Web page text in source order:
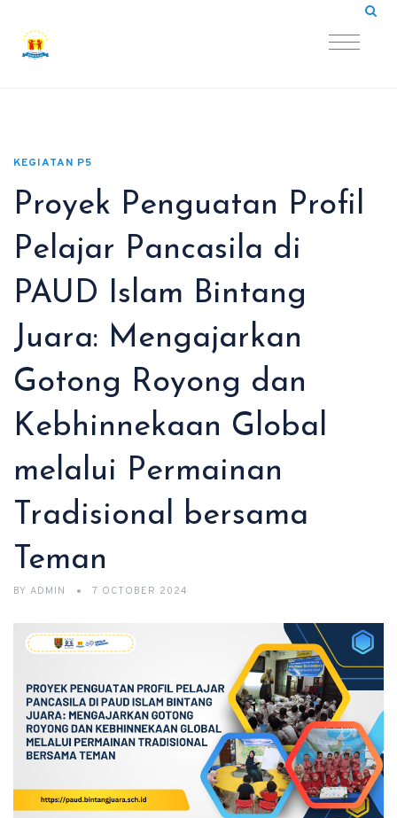
KEGIATAN P5
Proyek Penguatan Profil
Pelajar Pancasila di
PAUD Islam Bintang
Juara: Mengajarkan
Gotong Royong dan
Kebhinnekaan Global
melalui Permainan
Tradisional bersama
Teman
BY ADMIN 7 OCTOBER 2024